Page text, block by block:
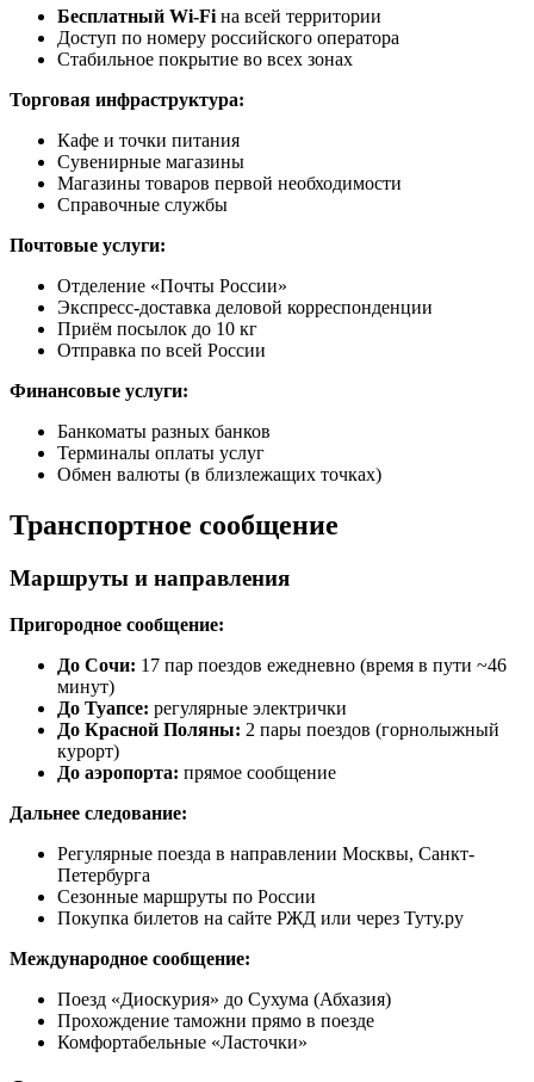
Бесплатный Wi-Fi на всей территории
Доступ по номеру российского оператора
Стабильное покрытие во всех зонах
Торговая инфраструктура:
Кафе и точки питания
Сувенирные магазины
Магазины товаров первой необходимости
Справочные службы
Почтовые услуги:
Отделение «Почты России»
Экспресс-доставка деловой корреспонденции
Приём посылок до 10 кг
Отправка по всей России
Финансовые услуги:
Банкоматы разных банков
Терминалы оплаты услуг
Обмен валюты (в близлежащих точках)
Транспортное сообщение
Маршруты и направления
Пригородное сообщение:
До Сочи: 17 пар поездов ежедневно (время в пути ~46
минут)
До Туапсе: регулярные электрички
До Красной Поляны: 2 пары поездов (горнолыжный
курорт)
До аэропорта: прямое сообщение
Дальнее следование:
Регулярные поезда в направлении Москвы, Санкт-
Петербурга
Сезонные маршруты по России
Покупка билетов на сайте РЖД или через Туту.ру
Международное сообщение:
Поезд «Диоскурия» до Сухума (Абхазия)
Прохождение таможни прямо в поезде
Комфортабельные «Ласточки»